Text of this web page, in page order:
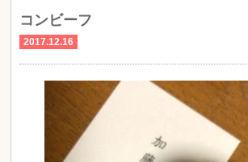
コンビーフ
2017.12.16